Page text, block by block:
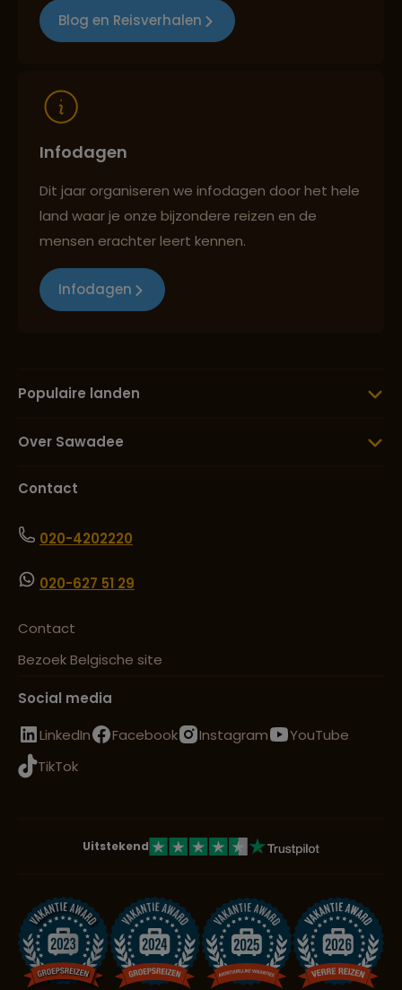
Blog en Reisverhalen
Infodagen
Dit jaar organiseren we infodagen door het hele
land waar je onze bijzondere reizen en de
mensen erachter leert kennen.
Infodagen
Populaire landen
Over Sawadee
Contact
020-4202220
020-627 51 29
Contact
Bezoek Belgische site
Social media
LinkedIn
Facebook Instagram
YouTube
TikTok
Uitstekend